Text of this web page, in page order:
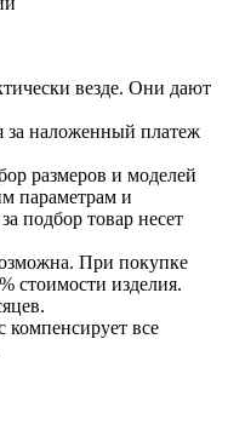
везде. Они дают
за наложенный платеж
размеров и моделей
параметрам и
подбор товар несет
При покупке
стоимости изделия.
все